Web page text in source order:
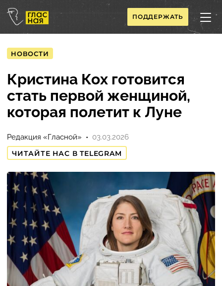
ПОДДЕРЖАТЬ
НОВОСТИ
Кристина Кох готовится
стать первой женщиной,
которая полетит к Луне
Редакция «Гласной»
03.03.2026
ЧИТАЙТЕ НАС В TELEGRAM